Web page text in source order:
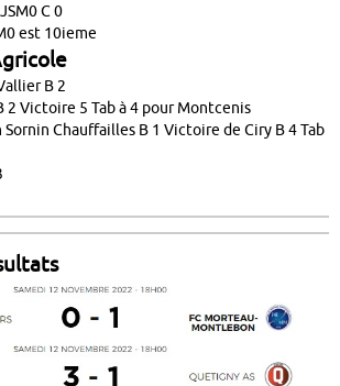
C 0
est 10ieme
B 2
2 Victoire 5 Tab à 4 pour Montcenis
Chauffailles B 1 Victoire de Ciry B 4 Tab